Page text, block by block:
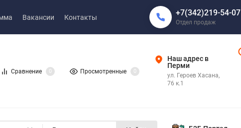
Вакансии Контакты +7(342)219-54-07
Отдел продаж
Сравнение 0 Просмотренные 0
Наш адрес в
Перми
ул. Героев Хасана,
76 к.1